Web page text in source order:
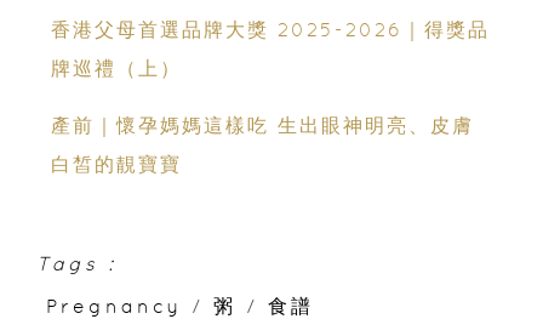
香港父母首選品牌大獎 2025-2026｜得獎品
牌巡禮（上）
產前｜懷孕媽媽這樣吃 生出眼神明亮、皮膚
白皙的靚寶寶
Tags :
Pregnancy
/ 粥 / 食譜